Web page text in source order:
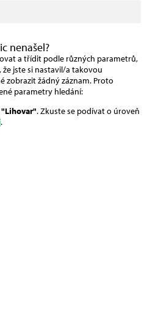
nenašel?
a třídit podle různých parametrů,
jste si nastavil/a takovou
zobrazit žádný záznam. Proto
parametry hledání:
"Lihovar". Zkuste se podívat o úroveň
.